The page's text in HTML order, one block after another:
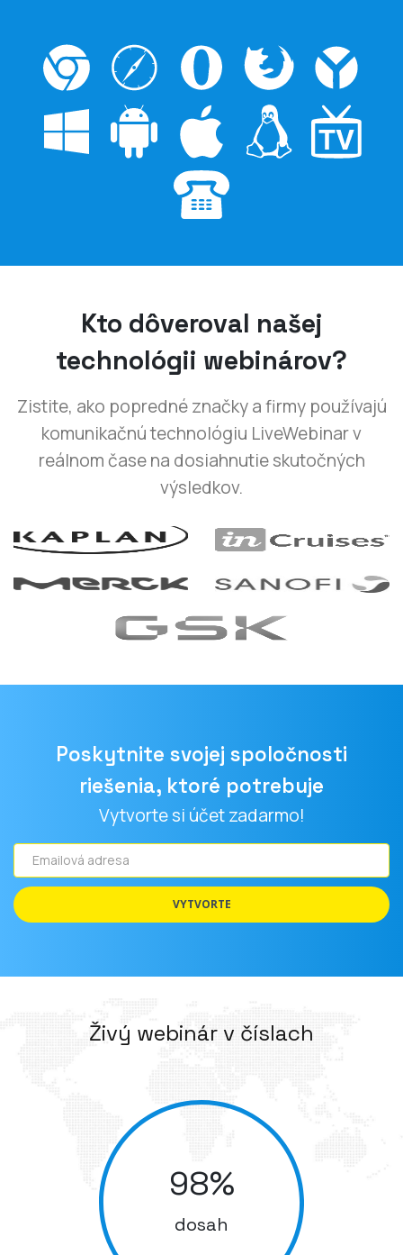
technológii webinárov?
komunikačnú technológiu LiveWebinar v
reálnom čase na dosiahnutie skutočných
výsledkov.
riešenia, ktoré potrebuje
Vytvorte si účet zadarmo!
adresa
VYTVORTE
98%
dosah